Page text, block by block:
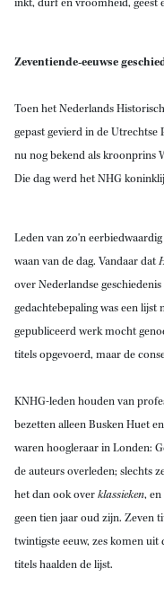
inkt, durf en vroomheid, geest
Zeventiende-eeuwse
Toen het Nederlands
gepast gevierd in de
nu nog bekend als kroonprins
Die dag werd het NHG
Leden van zo'n
waan van de dag. Vandaar dat
over Nederlandse
gedachtebepaling was een
gepubliceerd werk mocht
titels opgevoerd, maar de
KNHG-leden houden van
bezetten alleen Busken Huet
waren hoogleraar in Londen:
de auteurs overleden; slechts
het dan ook overklassieken,
geen tien jaar oud zijn. Zeven
twintigste eeuw, zes komen uit
titels haalden de lijst.